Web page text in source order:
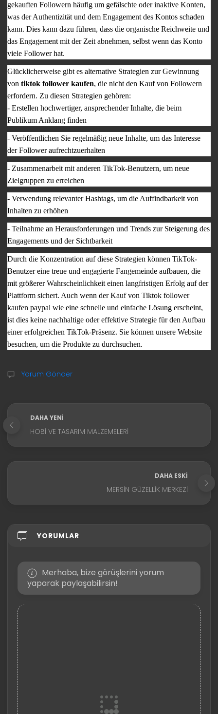
gekauften Followern häufig um gefälschte oder inaktive Konten,
was der Authentizität und dem Engagement des Kontos schaden
kann. Dies kann dazu führen, dass die organische Reichweite und
das Engagement mit der Zeit abnehmen, selbst wenn das Konto
viele Follower hat.
Glücklicherweise gibt es alternative Strategien zur Gewinnung
von tiktok follower kaufen, die nicht den Kauf von Followern
erfordern. Zu diesen Strategien gehören:
- Erstellen hochwertiger, ansprechender Inhalte, die beim
Publikum Anklang finden
- Veröffentlichen Sie regelmäßig neue Inhalte, um das Interesse
der Follower aufrechtzuerhalten
- Zusammenarbeit mit anderen TikTok-Benutzern, um neue
Zielgruppen zu erreichen
- Verwendung relevanter Hashtags, um die Auffindbarkeit von
Inhalten zu erhöhen
- Teilnahme an Herausforderungen und Trends zur Steigerung des
Engagements und der Sichtbarkeit
Durch die Konzentration auf diese Strategien können TikTok-
Benutzer eine treue und engagierte Fangemeinde aufbauen, die
mit größerer Wahrscheinlichkeit einen langfristigen Erfolg auf der
Plattform sichert. Auch wenn der Kauf von Tiktok follower
kaufen paypal wie eine schnelle und einfache Lösung erscheint,
ist dies keine nachhaltige oder effektive Strategie für den Aufbau
einer erfolgreichen TikTok-Präsenz. Sie können unsere Website
besuchen, um die Produkte zu durchsuchen.
Yorum Gönder
DAHA YENI
HOBI VE TASARIM MALZEMELERI
DAHA ESKI
MERSIN GÜZELLIK MERKEZI
YORUMLAR
Merhaba, bize görüşlerini yorum
yaparak paylaşabilirsin!